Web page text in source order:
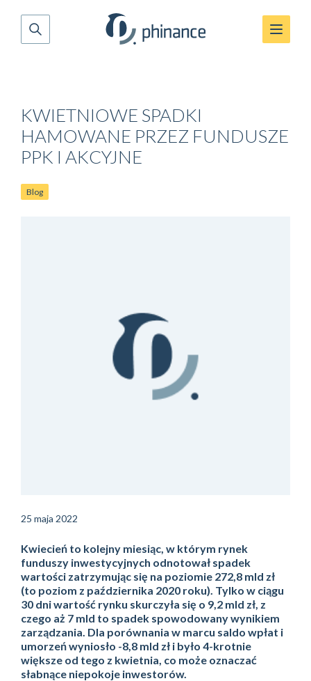
KWIETNIOWE SPADKI
HAMOWANE PRZEZ FUNDUSZE
PPK I AKCYJNE
Blog
25 maja 2022
Kwiecień to kolejny miesiąc, w którym rynek
funduszy inwestycyjnych odnotował spadek
wartości zatrzymując się na poziomie 272,8 mld zł
(to poziom z października 2020 roku). Tylko w ciągu
30 dni wartość rynku skurczyła się o 9,2 mld zł, z
czego aż 7 mld to spadek spowodowany wynikiem
zarządzania. Dla porównania w marcu saldo wpłat i
umorzeń wyniosło -8,8 mld zł i było 4-krotnie
większe od tego z kwietnia, co może oznaczać
słabnące niepokoje inwestorów.